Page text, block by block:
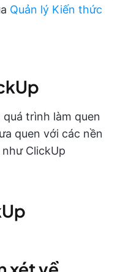
Quản lý Kiến thức
trình làm quen
quen với các nền
ClickUp